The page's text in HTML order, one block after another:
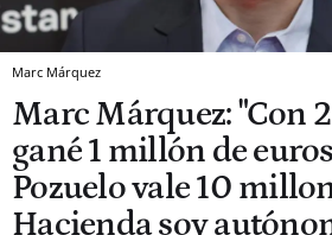
Marc Márquez
Marc Márquez: "Con
gané 1 millón de
Pozuelo vale 10
Hacienda soy